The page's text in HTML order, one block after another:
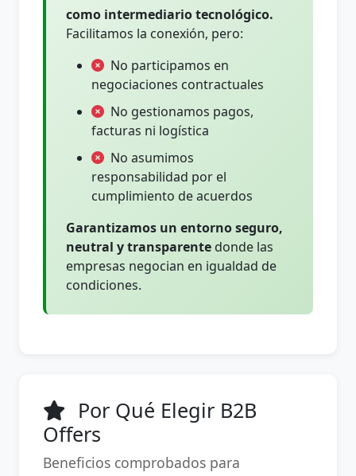
como intermediario tecnológico.
Facilitamos la conexión, pero:
No participamos en
negociaciones contractuales
No gestionamos pagos,
facturas ni logística
No asumimos
responsabilidad por el
cumplimiento de acuerdos
Garantizamos un entorno seguro,
neutral y transparente donde las
empresas negocian en igualdad de
condiciones.
Por Qué Elegir B2B
Offers
Beneficios comprobados para